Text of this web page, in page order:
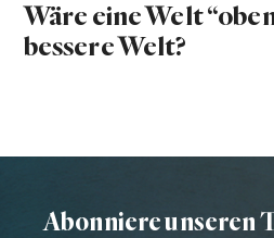
Wäre eine Welt
bessere Welt?
Abonniere unseren